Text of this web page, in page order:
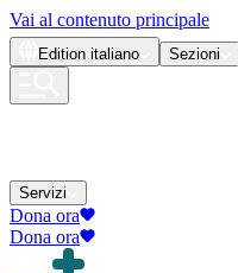
Vai al contenuto principale
Edition italiano Sezioni
Servizi
Dona ora
Dona ora